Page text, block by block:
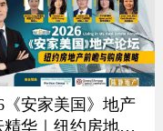
《安家美国》地产
精华｜纽约房地产